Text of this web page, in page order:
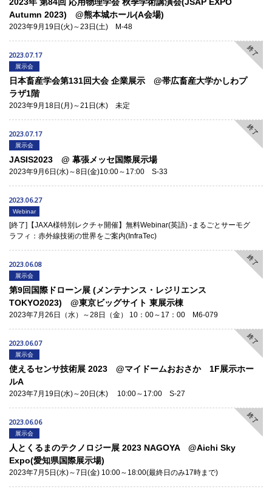
Autumn 2023) @熊本城ホール(A会場)
2023年9月19日(火)～23日(土) M-48
終了
2023.07.17
展示会
日本畜産学会第131回大会 企業展示 @帯広畜産大学かしわプ
ラザ1階
2023年9月18日(月)～21日(木) 未定
終了
2023.07.17
展示会
JASIS2023 @ 幕張メッセ国際展示場
2023年9月6日(水)～8日(金)10:00～17:00 S-33
2023.06.27
Webinar
[終了]【JAXA様特別レクチャ開催】無料Webinar(英語) -まるごとサーモグ
ラフィ：赤外線技術の世界をご案内(InfraTec)
終了
2023.06.08
展示会
第9回国際ドローン展 (メンテナンス・レジリエンス
TOKYO2023) @東京ビッグサイト 東展示棟
2023年7月26日（水）～28日（金） 10：00～17：00 M6-079
終了
2023.06.07
展示会
使えるセンサ技術展 2023 @マイドームおおさか 1F展示ホー
ルA
2023年7月19日(水)～20日(木) 10:00～17:00 S-27
終了
2023.06.06
展示会
人とくるまのテクノロジー展 2023 NAGOYA @Aichi Sky
Expo(愛知県国際展示場)
2023年7月5日(水)～7日(金) 10:00～18:00(最終日のみ17時まで)